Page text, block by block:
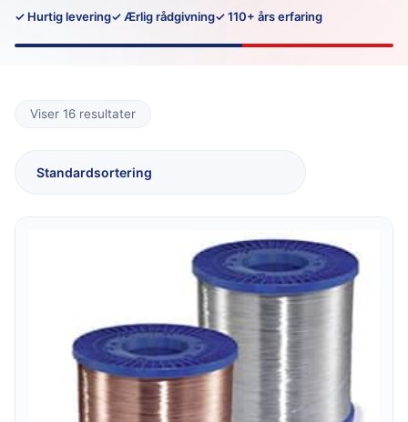
✓ Hurtig levering✓ Ærlig rådgivning✓ 110+ års erfaring
Viser 16 resultater